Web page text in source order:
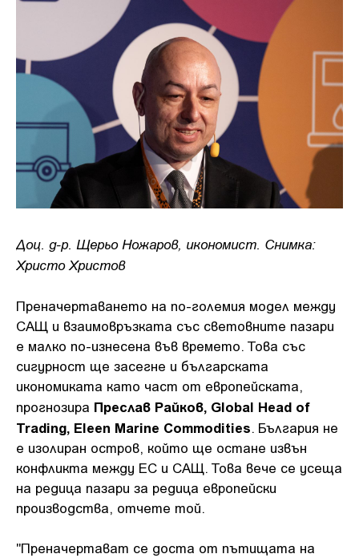
Доц. д-р. Щерьо Ножаров, икономист. Снимка:
Христо Христов
Преначертаването на по-големия модел между
САЩ и взаимовръзката със световните пазари
е малко по-изнесена във времето. Това със
сигурност ще засегне и българската
икономиката като част от европейската,
прогнозира Преслав Райков, Global Head of
Trading, Eleen Marine Commodities . България не
е изолиран остров, който ще остане извън
конфликта между ЕС и САЩ. Това вече се усеща
на редица пазари за редица европейски
производства, отчете той.
"Преначертават се доста от пътищата на